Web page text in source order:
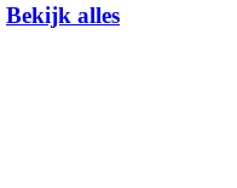
Bekijk alles